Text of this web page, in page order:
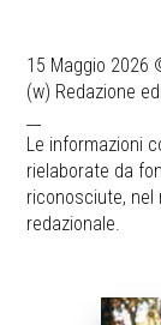
15 Maggio 2026
(w) Redazione
Le informazioni
rielaborate da
riconosciute,
redazionale.